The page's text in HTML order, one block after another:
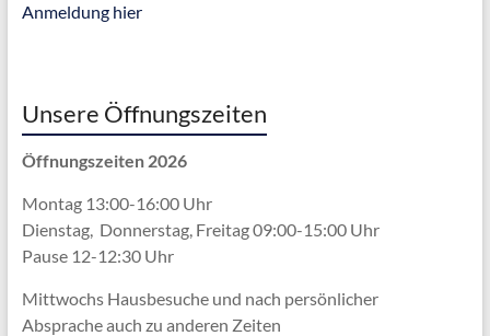
Anmeldung hier
Unsere Öffnungszeiten
Öffnungszeiten 2026
Montag 13:00-16:00 Uhr
Dienstag, Donnerstag, Freitag 09:00-15:00 Uhr
Pause 12-12:30 Uhr
Mittwochs Hausbesuche und nach persönlicher
Abspracheauch zu anderen Zeiten